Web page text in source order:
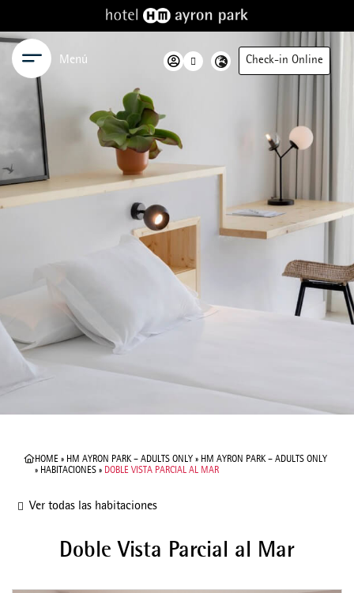
Menú Check-in Online
HOME » HM AYRON PARK – ADULTS ONLY » HM AYRON PARK – ADULTS ONLY
» HABITACIONES » DOBLE VISTA PARCIAL AL MAR
Ver todas las habitaciones
Doble Vista Parcial al Mar